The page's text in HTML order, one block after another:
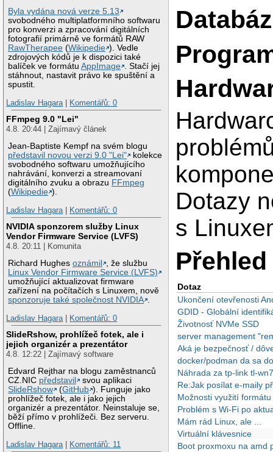
Byla vydána nová verze 5.13
svobodného multiplatformního softwaru
pro konverzi a zpracování digitálních
fotografií primárně ve formátů RAW
RawTherapee (Wikipedie ). Vedle
zdrojových kódů je k dispozici také
balíček ve formátuAppImage . Stačí jej
stáhnout, nastavit právo ke spuštění a
spustit.
Ladislav Hagara| Komentářů: 0
FFmpeg 9.0 "Lei"
4.8. 20:44 | Zajímavý článek
Jean-Baptiste Kempf na svém blogu
představil novou verzi 9.0 "Lei"
kolekce
svobodného softwaru umožňujícího
nahrávání, konverzi a streamovaní
digitálního zvuku a obrazu FFmpeg
(Wikipedie ).
Ladislav Hagara| Komentářů: 0
NVIDIA sponzorem služby Linux
Vendor Firmware Service (LVFS)
4.8. 20:11 | Komunita
Richard Hughesoznámil
, že službu
Linux Vendor Firmware Service (LVFS)
umožňující aktualizovat firmware
zařízení na počítačích s Linuxem, nově
sponzoruje také společnost NVIDIA .
Ladislav Hagara| Komentářů: 0
SlideRshow, prohlížeč fotek, ale i
jejich organizér a prezentátor
4.8. 12:22 | Zajímavý software
Edvard Rejthar na blogu zaměstnanců
CZ.NIC představil
svou aplikaci
SlideRshow
(GitHub ). Funguje jako
prohlížeč fotek, ale i jako jejich
organizér a prezentátor. Neinstaluje se,
běží přímo v prohlížeči. Bez serveru.
Offline.
Ladislav Hagara| Komentářů: 11
Dotazy
s
Dotaz
Ukončení otevřenosti
GDID - Globální
Životnosť NVMe SSD
server management
Aká je bezpečnosť /
docker/podman da sa
Náhrada za tp-link tl-
Re:Jak posílat e-maily
Možnosti využití formátu
Problém s Wi-Fi po
Mám rád Linux, ale ...
Virtuální klávesnice
Boot proxmoxu na amd